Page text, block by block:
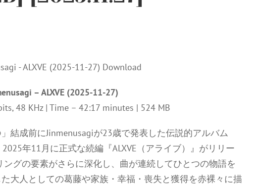
– ALXVE (2025-11-27)
48 KHz | Time – 42:17 minutes | 524 MB
結成前にJinmenusagiが23歳で発表した伝説的アルバム
2025年11月に正式な続編『ALXVE（アライブ）』がリリー
グの要素がさらに深化し、曲が連続してひとつの物語を
大人としての葛藤や家族・幸福・喪失と獲得を赤裸々に描